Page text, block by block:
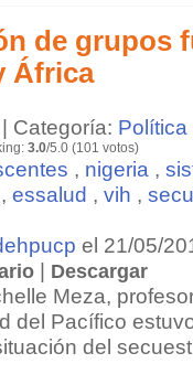
de grupos
África
Categoría: Política
3.0/5.0 (101 votos)
, nigeria ,
, essalud , vih ,
el 21/05/
| Descargar
Meza,
del Pacífico
del